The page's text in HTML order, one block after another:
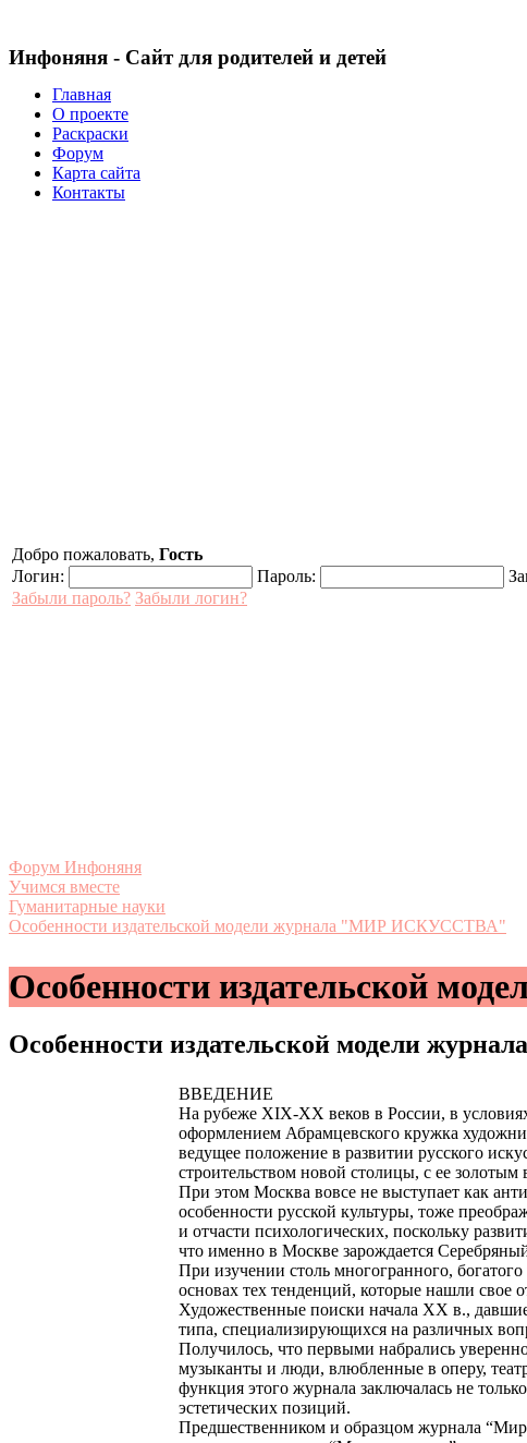
Инфоняня - Сайт для родителей и детей
Главная
О проекте
Раскраски
Форум
Карта сайта
Контакты
Добро пожаловать, Гость
Логин:
Пароль:
Забыли пароль? Забыли логин?
Форум Инфоняня
Учимся вместе
Гуманитарные науки
Особенности издательской модели журнала "МИР ИСКУССТВА"
Особенности издательской
Особенности издательской модели
ВВЕДЕНИЕ
На рубеже XIX-XX веков в России, в
оформлением Абрамцевского кружка
ведущее положение в развитии русского
строительством новой столицы, с ее
При этом Москва вовсе не выступает как
особенности русской культуры, тоже
и отчасти психологических, поскольку
что именно в Москве зарождается
При изучении столь многогранного,
основах тех тенденций, которые нашли свое
Художественные поиски начала ХХ в.,
типа, специализирующихся на различных
Получилось, что первыми набрались
музыканты и люди, влюбленные в оперу,
функция этого журнала заключалась не
эстетических позиций.
Предшественником и образцом журнала “Мир